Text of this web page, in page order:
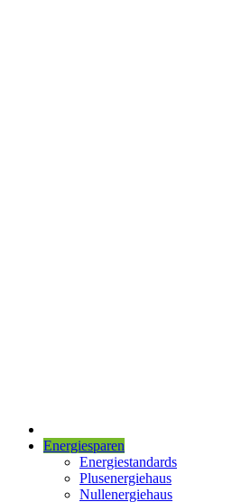
Energiesparen
Energiestandards
Plusenergiehaus
Nullenergiehaus